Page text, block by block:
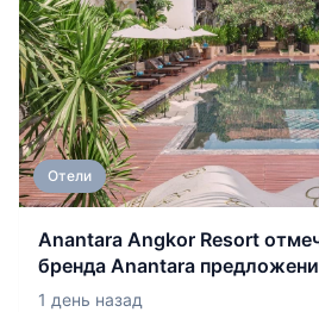
Отели
Anantara Angkor Resort
бренда Anantara
для самого спокойного
1 день назад